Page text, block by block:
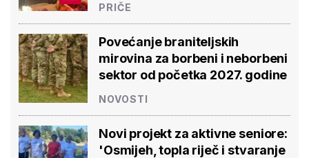
PRIČE
Povećanje braniteljskih
mirovina za borbeni i neborbeni
sektor od početka 2027. godine
NOVOSTI
Novi projekt za aktivne seniore:
'Osmijeh, topla riječ i stvaranje